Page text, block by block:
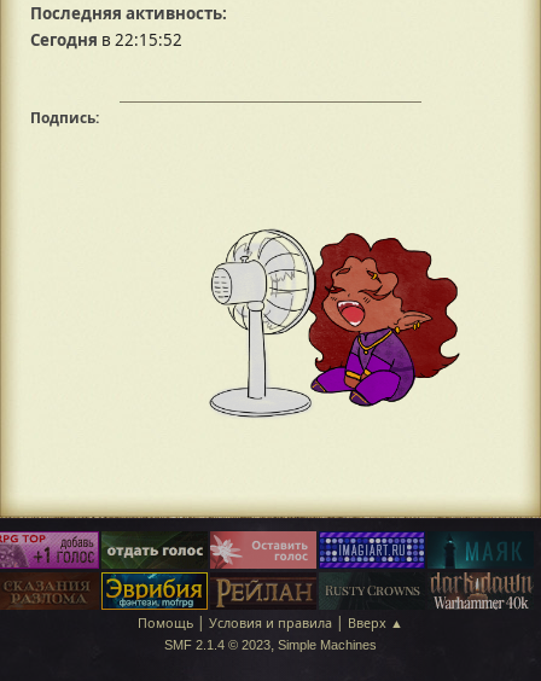
Последняя активность:
Сегодня в 22:15:52
Подпись:
Помощь | Условия и правила | Вверх ▲
SMF 2.1.4 © 2023, Simple Machines